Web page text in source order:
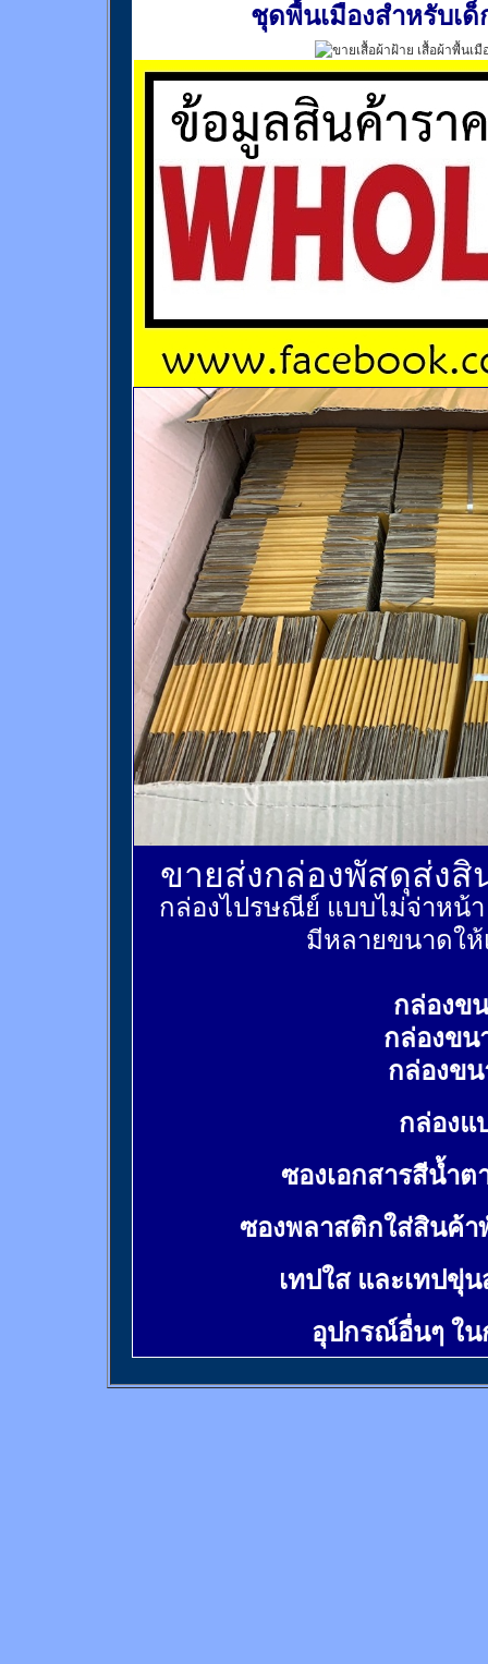
ชุดพื้นเมืองสำหรับเด็
ขายส่งกล่องพัสดุส่ง
กล่องไปรษณีย์ แบบไม่จ่าหน้
มีหลายขนาดให้
กล่องข
กล่องขน
กล่องข
กล่องแ
ซองเอกสารสีน้ำต
ซองพลาสติกใส่สินค้า
เทปใส และเทปขุ่
อุปกรณ์อื่นๆ ใ